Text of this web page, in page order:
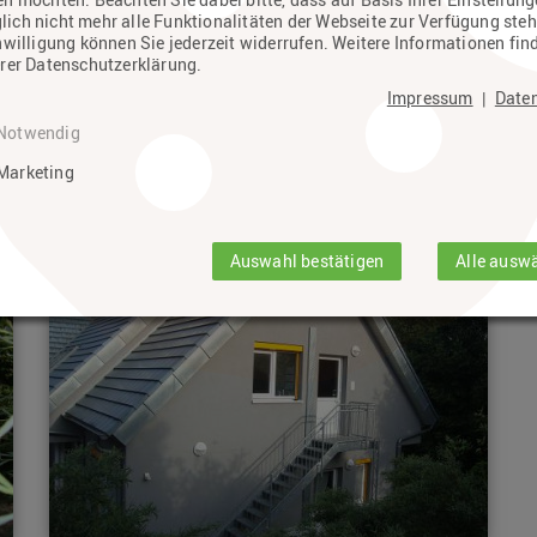
mit Massivholzdecke; der Anbau wurde auf eine
des Innenraumes versehen; der komplette Innenausbau erfolgte mit
nicht mehr alle Funktionalitäten der Webseite zur Verfügung
können Sie jederzeit widerrufen. Weitere Informationen
Datenschutzerklärung.
Auswahl bestätigen Alle
Impressum |